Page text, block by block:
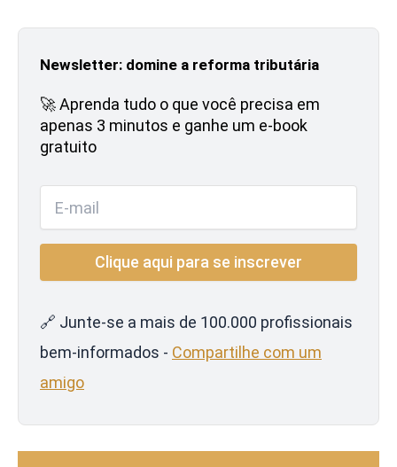
Newsletter: domine a reforma tributária
🚀 Aprenda tudo o que você precisa em
apenas 3 minutos e ganhe um e-book
gratuito
🔗 Junte-se a mais de 100.000 profissionais
bem-informados - Compartilhe com um
amigo